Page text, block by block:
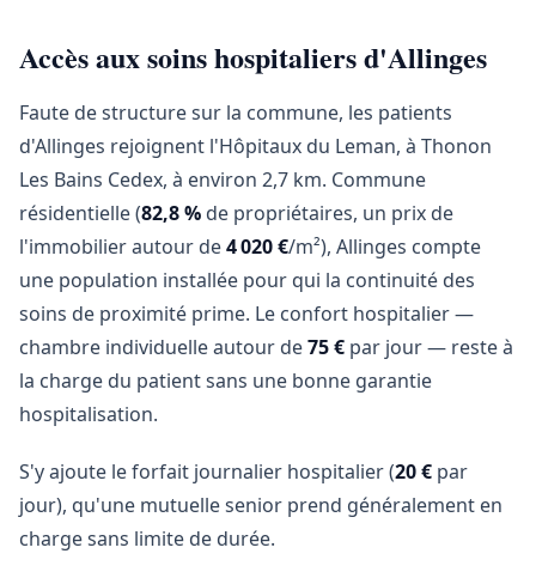
Accès aux soins hospitaliers d'Allinges
Faute de structure sur la commune, les patients
d'Allinges rejoignent l'Hôpitaux du Leman, à Thonon
Les Bains Cedex, à environ 2,7 km. Commune
résidentielle (82,8 % de propriétaires, un prix de
l'immobilier autour de4 020 €/m²), Allinges compte
une population installée pour qui la continuité des
soins de proximité prime. Le confort hospitalier —
chambre individuelle autour de75 € par jour — reste à
la charge du patient sans une bonne garantie
hospitalisation.
S'y ajoute le forfait journalier hospitalier (20 € par
jour), qu'une mutuelle senior prend généralement en
charge sans limite de durée.